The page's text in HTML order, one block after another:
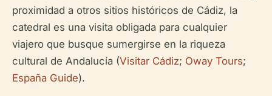
proximidad a otros sitios históricos de Cádiz, la
catedral es una visita obligada para cualquier
viajero que busque sumergirse en la riqueza
cultural de Andalucía (Visitar Cádiz; Oway Tours;
España Guide).